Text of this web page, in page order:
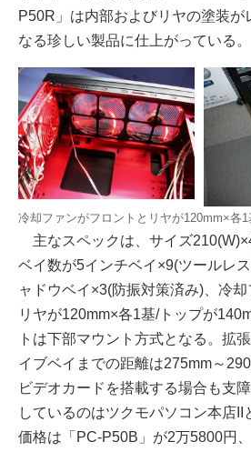
P50R」は内部およびリヤの塗装が
なる珍しい製品に仕上がっている。
冷却ファンがフロントとリヤが120mm×各
主なスペックは、サイズ
ベイ数が5インチベイ×9(ツールレ
ャドウベイ×3(防振対策済み)、冷
リヤが120mm×各1基/トップが
トは下部マウント方式となる。拡
イブベイまでの距離は275mm～
ビデオカードを搭載する場合も支
しているのはツクモパソコン本店II
価格は「PC-P50B」が2万5800円